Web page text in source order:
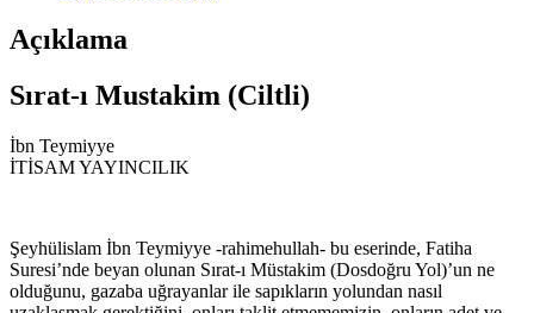
Açıklama
Sırat-ı Mustakim (Ciltli)
İbn Teymiyye
İTİSAM YAYINCILIK
Şeyhülislam İbn Teymiyye -rahimehullah- bu eserinde, Fatiha
Suresi’nde beyan olunan Sırat-ı Müstakim (Dosdoğru Yol)’un ne
olduğunu, gazaba uğrayanlar ile sapıkların yolundan nasıl